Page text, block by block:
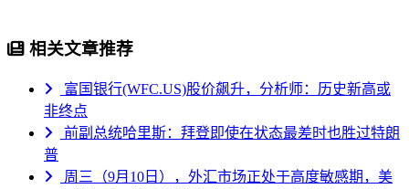
相关文章推荐
富国银行(WFC.US)股价飙升，分析师：历史新高或
非终点
前副总统哈里斯：拜登即使在状态最差时也胜过特朗
普
周三（9月10日），外汇市场正处于高度敏感期，美